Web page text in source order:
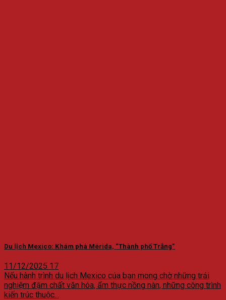
Du lịch Mexico: Khám phá Mérida, “Thành phố Trắng”
11/12/2025 17
Nếu hành trình du lịch Mexico của bạn mong chờ những trải
nghiệm đậm chất văn hóa, ẩm thực nồng nàn, những công trình
kiến trúc thuộc...